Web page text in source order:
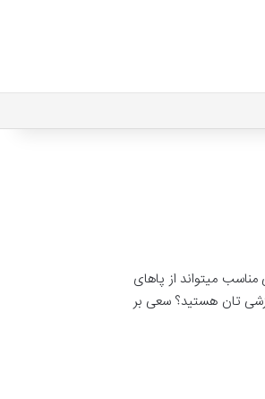
میتواند از پاهای
تان هستید؟ سعی بر